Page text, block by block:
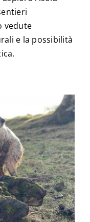
vedute
e la possibilità